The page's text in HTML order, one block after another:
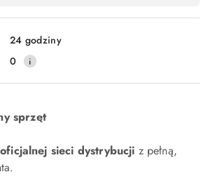
24 godziny
0
sprzęt
oficjalnej sieci dystrybucji z pełną,